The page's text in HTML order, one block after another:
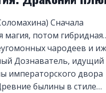
Сначала
магия, потом
чародеев и
Дознаватель, идущий
императорского двора
былины в стиле…